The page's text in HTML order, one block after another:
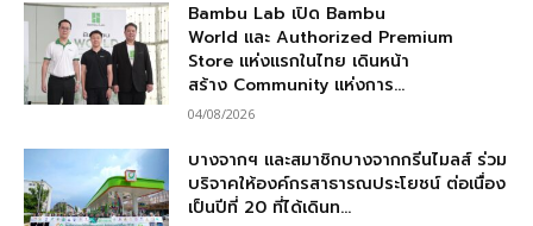
Bambu Lab เปิด Bambu
World และ Authorized Premium
Store แห่งแรกในไทย เดินหน้า
สร้าง Community แห่งการ...
04/08/2026
บางจากฯ และสมาชิกบางจากกรีนไมลส์ ร่วม
บริจาคให้องค์กรสาธารณประโยชน์ ต่อเนื่อง
เป็นปีที่ 20 ที่ได้เดินท...